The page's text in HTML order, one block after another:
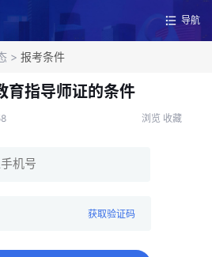
导航
> 报考条件
指导师证的条件
浏览 收藏
获取验证码